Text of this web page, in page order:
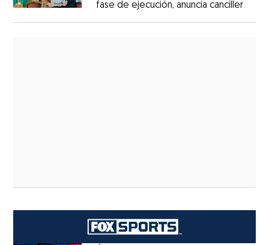
fase de ejecución, anuncia canciller